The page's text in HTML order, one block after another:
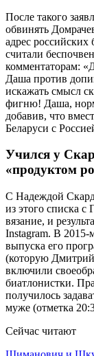
После такого
обвинять
адрес российских
считали
комментаторам:
Даша против
искажать смысл
фигню! Даша,
добавив, что
Беларуси с
Учился у
«продуктом
С Надеждой
из этого списка
вязание, и
Instagram. В 2015-
выпуска его
(которую Дмитрий
включили
биатлонистки.
получилось
муже (отметка
Сейчас читают